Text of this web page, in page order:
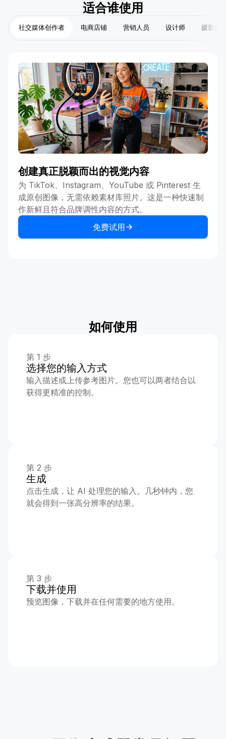
适合谁使用
社交媒体创作者 电商店铺 营销人员 设计师 摄影师
创建真正脱颖而出的视觉内容
为 TikTok、Instagram、YouTube 或 Pinterest 生
成原创图像，无需依赖素材库照片。这是一种快速制
作新鲜且符合品牌调性内容的方式。
免费试用
如何使用
第 1 步
选择您的输入方式
输入描述或上传参考图片。您也可以两者结合以
获得更精准的控制。
第 2 步
生成
点击生成，让 AI 处理您的输入。几秒钟内，您
就会得到一张高分辨率的结果。
第 3 步
下载并使用
预览图像，下载并在任何需要的地方使用。